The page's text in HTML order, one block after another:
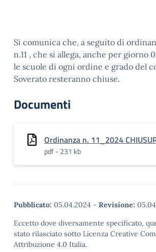
Si comunica che, a seguito di
n.11 , che si allega, anche per giorno
le scuole di ogni ordine e grado del
Soverato resteranno chiuse.
Documenti
Ordinanza n. 11_2024
pdf - 231 kb
Pubblicato: 05.04.2024 - Revisione:
Eccetto dove diversamente specificato,
stato rilasciato sotto Licenza Creative
Attribuzione 4.0 Italia.